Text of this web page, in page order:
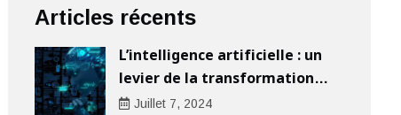
Articles récents
L’intelligence artificielle : un
levier de la transformation
digitale pour les entreprises
Juillet 7, 2024